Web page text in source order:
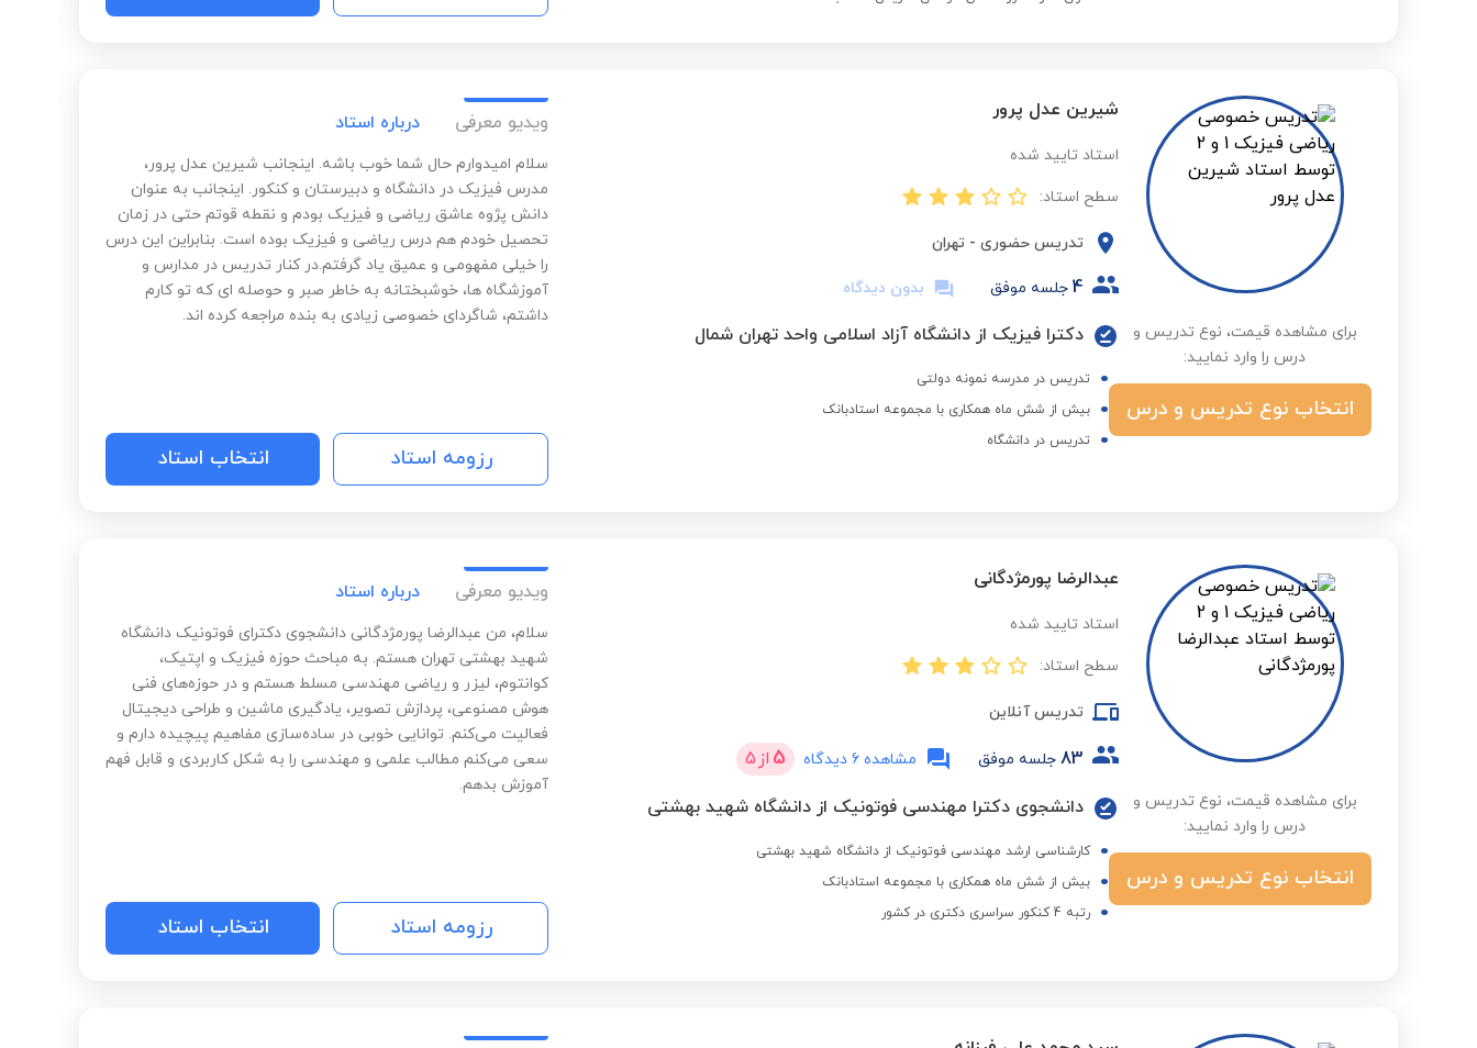
تشریحی و هم تستی و صد البته انضباط و‌ جدیت و تعهد و احساس
برای مشاهده قیمت، نوع تدریس و
درس را وارد نمایید:
انتخاب نوع تدریس و درس
شیرین عدل پرور
استاد تایید شده
سطح استاد:
تدریس حضوری - تهران
4 جلسه موفق بدون دیدگاه
دکترا فیزیک از دانشگاه آزاد اسلامی واحد تهران شمال
تدریس در مدرسه نمونه دولتی
بیش از شش ماه همکاری با مجموعه استادبانک
تدریس در دانشگاه
ویدیو معرفی درباره استاد
سلام امیدوارم حال شما خوب باشه. اینجانب شیرین عدل پرور،
مدرس فیزیک در دانشگاه و دبیرستان و کنکور. اینجانب به عنوان
دانش پژوه عاشق ریاضی و فیزیک بودم و نقطه قوتم حتی در زمان
تحصیل خودم هم درس ریاضی و فیزیک بوده است. بنابراین این درس
را خیلی مفهومی و عمیق یاد گرفتم.در کنار تدریس در مدارس و
آموزشگاه ها، خوشبختانه به خاطر صبر و حوصله ای که تو کارم
داشتم، شاگردای خصوصی زیادی به بنده مراجعه کرده اند.
رزومه استاد انتخاب استاد
برای مشاهده قیمت، نوع تدریس و
درس را وارد نمایید:
انتخاب نوع تدریس و درس
عبدالرضا پورمژدگانی
استاد تایید شده
سطح استاد:
تدریس آنلاین
83 جلسه موفق مشاهده 6 دیدگاه 5 از 5
دانشجوی دکترا مهندسی فوتونیک از دانشگاه شهید بهشتی
کارشناسی ارشد مهندسی فوتونیک از دانشگاه شهید بهشتی
بیش از شش ماه همکاری با مجموعه استادبانک
رتبه 4 کنکور سراسری دکتری در کشور
ویدیو معرفی درباره استاد
سلام، من عبدالرضا پورمژدگانی دانشجوی دکترای فوتونیک دانشگاه
شهید بهشتی تهران هستم. به مباحث حوزه فیزیک و اپتیک،
کوانتوم، لیزر و ریاضی مهندسی مسلط هستم و در حوزه‌های فنی
هوش مصنوعی، پردازش تصویر، یادگیری ماشین و طراحی دیجیتال
فعالیت می‌کنم. توانایی خوبی در ساده‌سازی مفاهیم پیچیده دارم و
سعی می‌کنم مطالب علمی و مهندسی را به شکل کاربردی و قابل فهم
آموزش بدهم.
رزومه استاد انتخاب استاد